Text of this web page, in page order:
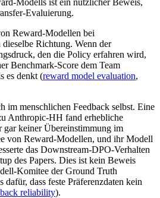
Evaluierung.
Reward-Modellen bei
Richtung. Wenn der
den die Policy erfahren wird,
Benchmark-Score dem Team
es denkt (reward model evaluation,
im menschlichen Feedback selbst. Eine
Anthropic-HH fand erhebliche
gar keiner Übereinstimmung im
von Reward-Modellen, und ihr Modell
das Downstream-DPO-Verhalten
des Papers. Dies ist kein Beweis
Komitee der Ground Truth
dass feste Präferenzdaten kein
reliability).